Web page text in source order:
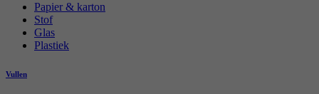
Papier & karton
Stof
Glas
Plastiek
Vullen